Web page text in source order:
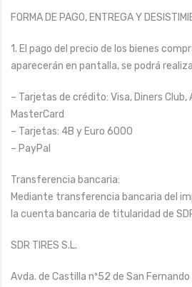
FORMA DE PAGO, ENTREGA Y
1. El pago del precio de los bienes
aparecerán en pantalla, se podrá
– Tarjetas de crédito: Visa, Diners Club,
MasterCard
– Tarjetas: 4B y Euro 6000
– PayPal
Transferencia bancaria:
Mediante transferencia bancaria del
la cuenta bancaria de titularidad de
SDR TIRES S.L.
Avda. de Castilla nº52 de San